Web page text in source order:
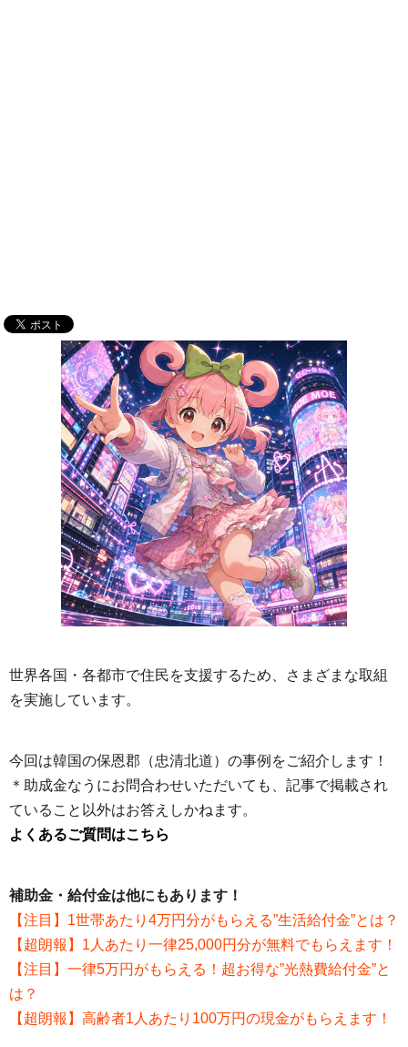
世界各国・各都市で住民を支援するため、さまざまな取組
を実施しています。
今回は韓国の保恩郡（忠清北道）の事例をご紹介します！
＊助成金なうにお問合わせいただいても、記事で掲載され
ていること以外はお答えしかねます。
よくあるご質問はこちら
補助金・給付金は他にもあります！
【注目】1世帯あたり4万円分がもらえる”生活給付金”とは？
【超朗報】1人あたり一律25,000円分が無料でもらえます！
【注目】一律5万円がもらえる！超お得な”光熱費給付金”と
は？
【超朗報】高齢者1人あたり100万円の現金がもらえます！